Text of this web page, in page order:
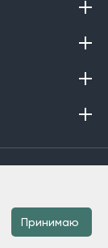
Принимаю